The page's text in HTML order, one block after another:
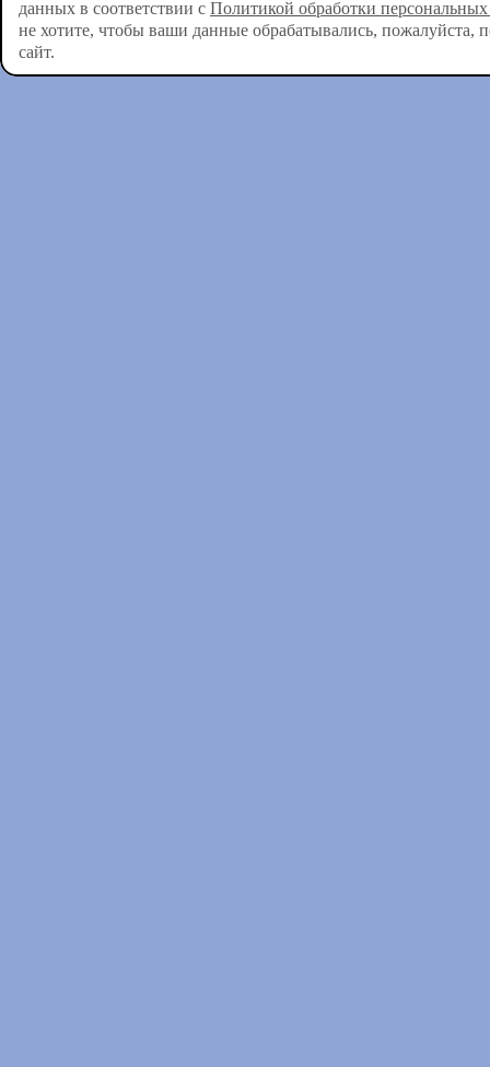
данных в соответствии с Политикой обработки
не хотите, чтобы ваши данные обрабатывались, пожалуйста,
сайт.